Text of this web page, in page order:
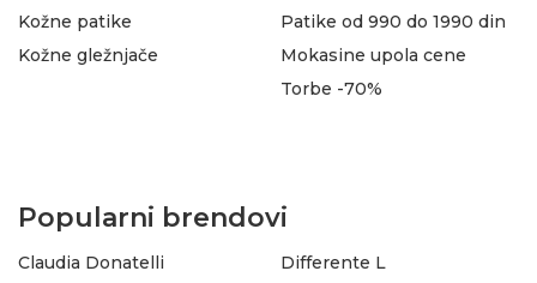
Kožne patike
Kožne gležnjače
Patike od 990 do 1990 din
Mokasine upola cene
Torbe -70%
Popularni brendovi
Claudia Donatelli
Differente L